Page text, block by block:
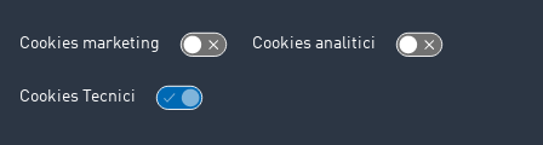
Assistenza